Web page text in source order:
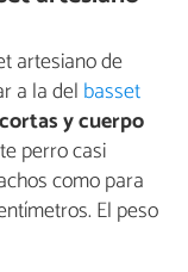
artesiano de
a la del basset
y cuerpo
perro casi
como para
El peso